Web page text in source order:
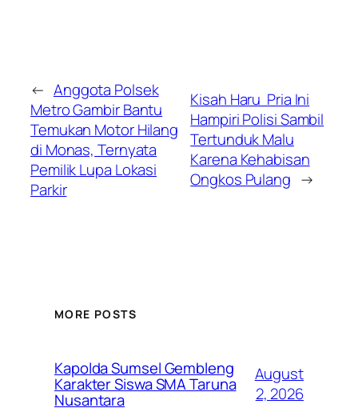
← Anggota Polsek
Metro Gambir Bantu
Temukan Motor Hilang
di Monas, Ternyata
Pemilik Lupa Lokasi
Parkir
Kisah Haru Pria Ini
Hampiri Polisi Sambil
Tertunduk Malu
Karena Kehabisan
Ongkos Pulang →
MORE POSTS
Kapolda Sumsel Gembleng
Karakter Siswa SMA Taruna
Nusantara
August
2, 2026